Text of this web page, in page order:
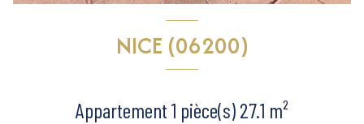
NICE (06200)
Appartement 1 pièce(s) 27.1 m²